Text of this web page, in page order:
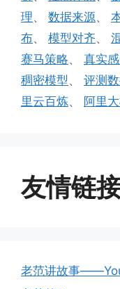
理、 数据来源、
布、 模型对齐、
赛马策略、 真实
稠密模型、 评测
里云百炼、 阿里
友情链
老范讲故事